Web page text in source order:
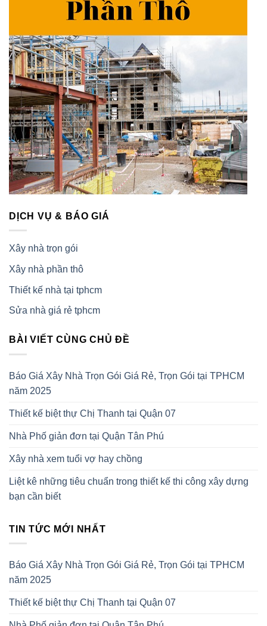
DỊCH VỤ & BÁO GIÁ
Xây nhà trọn gói
Xây nhà phần thô
Thiết kế nhà tại tphcm
Sửa nhà giá rẻ tphcm
BÀI VIẾT CÙNG CHỦ ĐỀ
Báo Giá Xây Nhà Trọn Gói Giá Rẻ, Trọn Gói tại TPHCM
năm 2025
Thiết kế biệt thự Chị Thanh tại Quận 07
Nhà Phố giản đơn tại Quận Tân Phú
Xây nhà xem tuổi vợ hay chồng
Liệt kê những tiêu chuẩn trong thiết kế thi công xây dựng
bạn cần biết
TIN TỨC MỚI NHẤT
Báo Giá Xây Nhà Trọn Gói Giá Rẻ, Trọn Gói tại TPHCM
năm 2025
Thiết kế biệt thự Chị Thanh tại Quận 07